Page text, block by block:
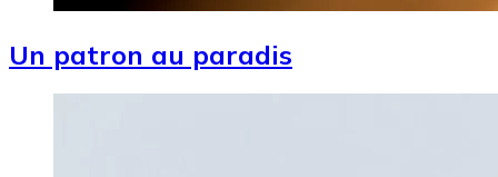
Un patron au paradis